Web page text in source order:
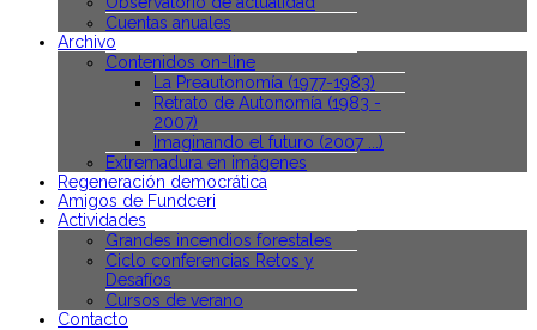
Cuentas anuales
Archivo
Contenidos on-line
La Preautonomía (1977-1983)
Retrato de Autonomía (1983 -
2007)
Imaginando el futuro (2007 ...)
Extremadura en imágenes
Regeneración democrática
Amigos de Fundceri
Actividades
Grandes incendios forestales
Ciclo conferencias Retos y
Desafíos
Cursos de verano
Contacto